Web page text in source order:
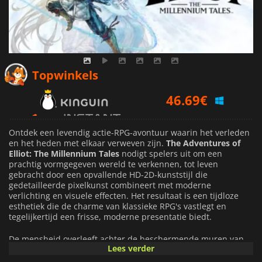
Topwinkels
46.99€
54.57€
Ontdek een levendig actie-RPG-avontuur waarin het verleden
en het heden met elkaar verweven zijn. The Adventures of
Elliot: The Millennium Tales nodigt spelers uit om een
prachtig vormgegeven wereld te verkennen, tot leven
gebracht door een opvallende HD-2D-kunststijl die
gedetailleerde pixelkunst combineert met moderne
verlichting en visuele effecten. Het resultaat is een tijdloze
esthetiek die de charme van klassieke RPG's vastlegt en
tegelijkertijd een frisse, moderne presentatie biedt.
De mensheid overleeft achter de beschermende muren van
het Koninkrijk Huther, afgeschermd van de buitenwereld door
Lees verder